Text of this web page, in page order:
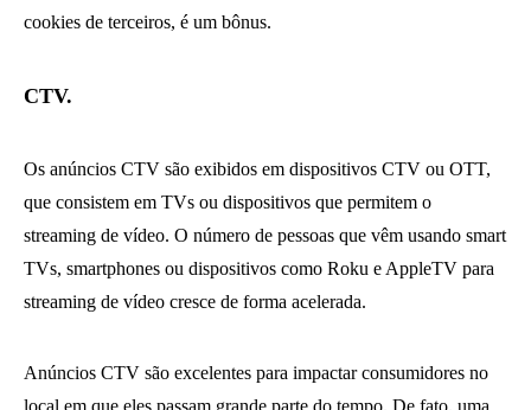
cookies de terceiros, é um bônus.
CTV.
Os anúncios CTV são exibidos em dispositivos CTV ou OTT,
que consistem em TVs ou dispositivos que permitem o
streaming de vídeo. O número de pessoas que vêm usando smart
TVs, smartphones ou dispositivos como Roku e AppleTV para
streaming de vídeo cresce de forma acelerada.
Anúncios CTV são excelentes para impactar consumidores no
local em que eles passam grande parte do tempo. De fato, uma